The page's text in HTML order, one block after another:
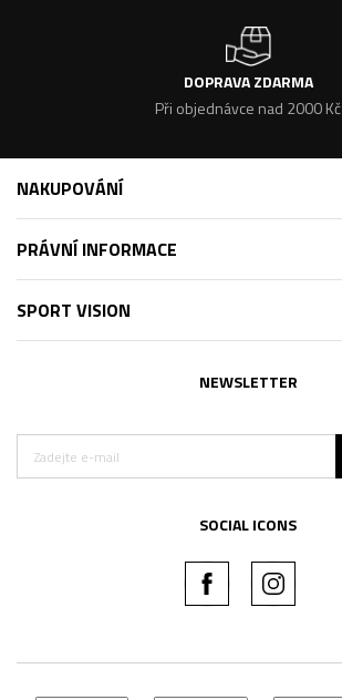
DOPRAVA ZDARMA
Při objednávce nad 2000 Kč
NAKUPOVÁNÍ
PRÁVNÍ INFORMACE
SPORT VISION
NEWSLETTER
SOCIAL ICONS